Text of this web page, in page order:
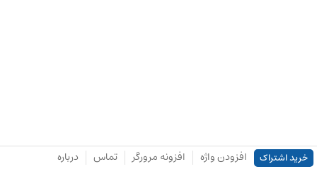
خرید اشتراک افزودن واژه افزونه مرورگر تماس درباره